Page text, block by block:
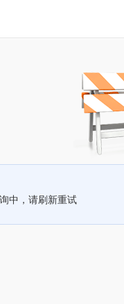
中，请刷新重试